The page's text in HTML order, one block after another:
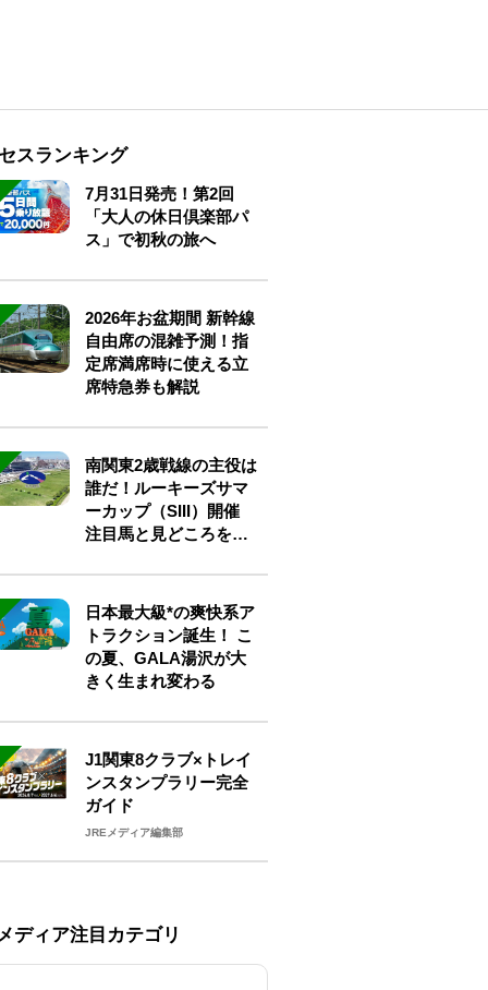
スランキング
7月31日発売！第2回
「大人の休日倶楽部パ
ス」で初秋の旅へ
2026年お盆期間 新幹線
自由席の混雑予測！指
定席満席時に使える立
席特急券も解説
南関東2歳戦線の主役は
誰だ！ルーキーズサマ
ーカップ（SIII）開催
注目馬と見どころをチ
日本最大級*の爽快系ア
トラクション誕生！ こ
の夏、GALA湯沢が大
きく生まれ変わる
J1関東8クラブ×トレイ
ンスタンプラリー完全
ガイド
JREメディア編集部
ディア注目カテゴリ